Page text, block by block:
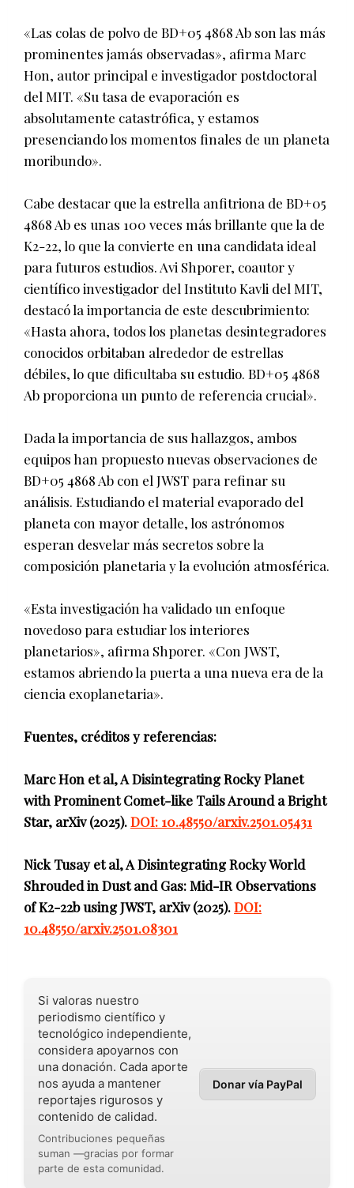
«Las colas de polvo de BD+05 4868 Ab son las más
prominentes jamás observadas», afirma Marc
Hon, autor principal e investigador postdoctoral
del MIT. «Su tasa de evaporación es
absolutamente catastrófica, y estamos
presenciando los momentos finales de un planeta
moribundo».
Cabe destacar que la estrella anfitriona de BD+05
4868 Ab es unas 100 veces más brillante que la de
K2-22, lo que la convierte en una candidata ideal
para futuros estudios. Avi Shporer, coautor y
científico investigador del Instituto Kavli del MIT,
destacó la importancia de este descubrimiento:
«Hasta ahora, todos los planetas desintegradores
conocidos orbitaban alrededor de estrellas
débiles, lo que dificultaba su estudio. BD+05 4868
Ab proporciona un punto de referencia crucial».
Dada la importancia de sus hallazgos, ambos
equipos han propuesto nuevas observaciones de
BD+05 4868 Ab con el JWST para refinar su
análisis. Estudiando el material evaporado del
planeta con mayor detalle, los astrónomos
esperan desvelar más secretos sobre la
composición planetaria y la evolución atmosférica.
«Esta investigación ha validado un enfoque
novedoso para estudiar los interiores
planetarios», afirma Shporer. «Con JWST,
estamos abriendo la puerta a una nueva era de la
ciencia exoplanetaria».
Fuentes, créditos y referencias:
Marc Hon et al, A Disintegrating Rocky Planet
with Prominent Comet-like Tails Around a Bright
Star, arXiv (2025).DOI: 10.48550/arxiv.2501.05431
Nick Tusay et al, A Disintegrating Rocky World
Shrouded in Dust and Gas: Mid-IR Observations
of K2-22b using JWST, arXiv (2025).DOI:
10.48550/arxiv.2501.08301
Si valoras nuestro
periodismo científico y
tecnológico independiente,
considera apoyarnos con
una donación. Cada aporte
nos ayuda a mantener
reportajes rigurosos y
contenido de calidad.
Contribuciones pequeñas
suman —gracias por formar
parte de esta comunidad.
Donar vía PayPal